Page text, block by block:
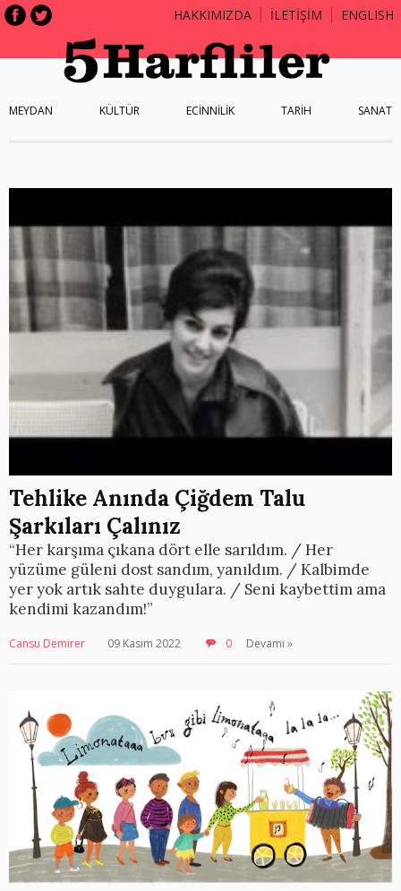
HAKKIMIZDA İLETİŞİM ENGLISH
MEYDAN KÜLTÜR ECİNNİLİK TARİH SANAT
Tehlike Anında Çiğdem Talu
Şarkıları Çalınız
“Her karşıma çıkana dört elle sarıldım. / Her
yüzüme güleni dost sandım, yanıldım. / Kalbimde
yer yok artık sahte duygulara. / Seni kaybettim ama
kendimi kazandım!”
Cansu Demirer 09 Kasım 2022 0 Devamı »